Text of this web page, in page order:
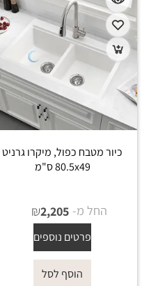
כיור מטבח כפול, מיקרו גרניט
80.5x49 ס"מ
החל מ- ₪2,205
פרטים נוספים
הוסף לסל